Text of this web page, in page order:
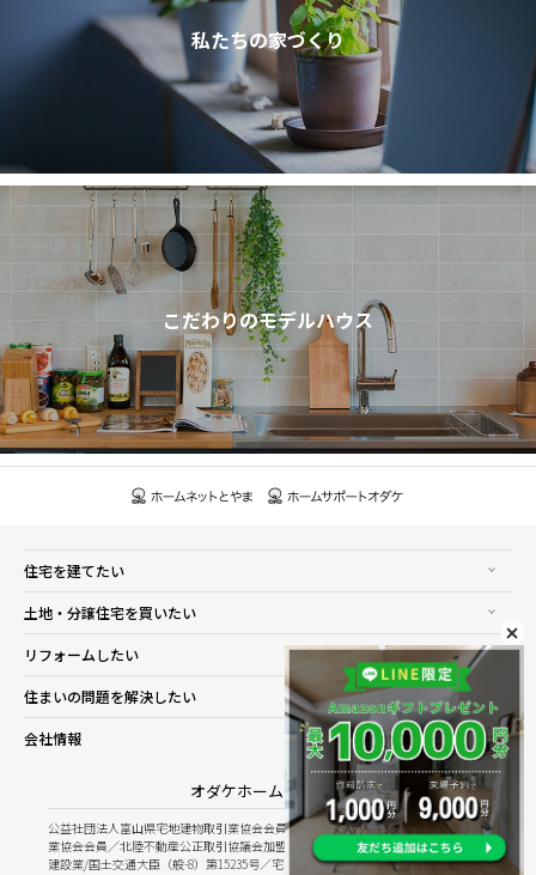
私たちの家づくり
こだわりのモデルハウス
住宅を建てたい
土地・分譲住宅を買いたい
リフォームしたい
住まいの問題を解決したい
会社情報
オダケホーム株式会社
公益社団法人富山県宅地建物取引業協会会員／公益社団法人石川県宅地建物取引
業協会会員／北陸不動産公正取引協議会加盟
建設業/国土交通大臣（般-8）第15235号／宅建業/国土交通大臣（8）第5025号